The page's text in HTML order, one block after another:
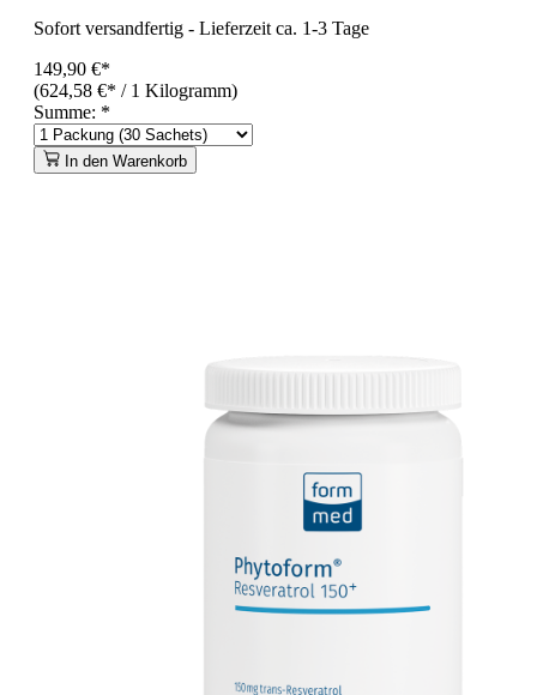
Sofort versandfertig - Lieferzeit ca. 1-3 Tage
149,90 €*
(624,58 €* / 1 Kilogramm)
Summe: *
In den Warenkorb